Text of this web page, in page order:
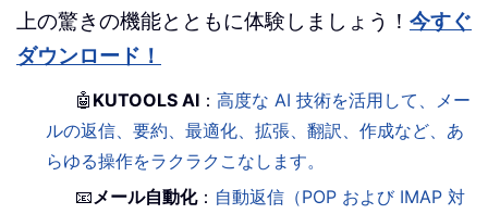
上の驚きの機能とともに体験しましょう！ 今すぐ
ダウンロード！
🤖 KUTOOLS AI ：高度な AI 技術を活用して、メー
ルの返信、要約、最適化、拡張、翻訳、作成など、あ
らゆる操作をラクラクこなします。
📧 メール自動化： 自動返信（POP および IMAP 対